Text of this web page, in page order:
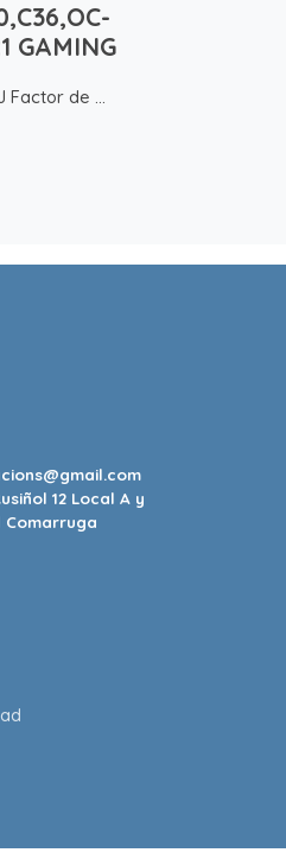
GAMING
Factor de ...
12 Local A y
Comarruga